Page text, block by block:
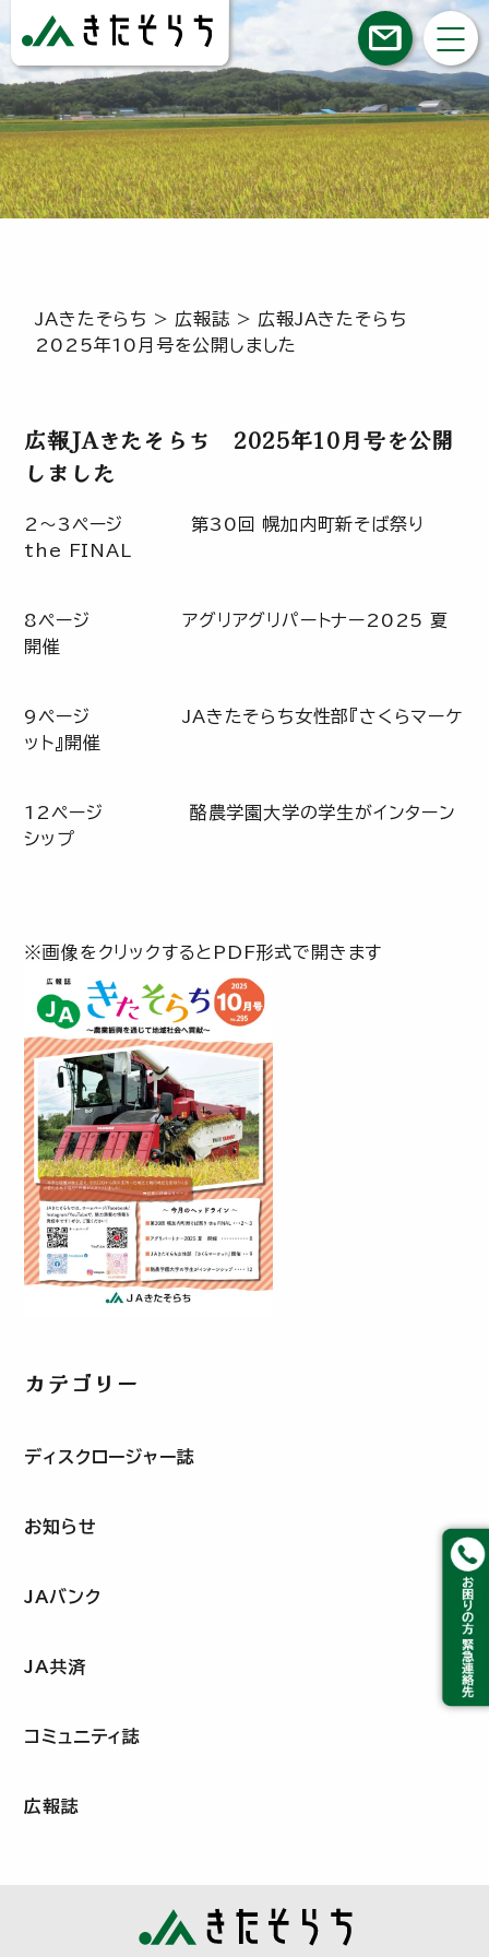
JAきたそらち > 広報誌 > 広報JAきたそらち
2025年10月号を公開しました
広報JAきたそらち 2025年10月号を公開
しました
2～3ページ 第30回 幌加内町新そば祭り
the FINAL
8ページ アグリアグリパートナー2025 夏
開催
9ページ JAきたそらち女性部『さくらマーケ
ット』開催
12ページ 酪農学園大学の学生がインターン
シップ
※画像をクリックするとPDF形式で開きます
カテゴリー
ディスクロージャー誌
お知らせ
JAバンク
JA共済
コミュニティ誌
広報誌